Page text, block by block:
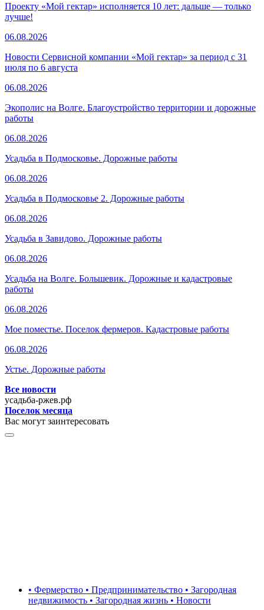
Проекту «Мой гектар» исполняется 10 лет: дальше — только
лучше!
06.08.2026
Новости Сервисной компании «Мой гектар» за период с 31
июля по 6 августа
06.08.2026
Экополис на Волге. Благоустройство территории и дорожные
работы
06.08.2026
Усадьба в Подмосковье. Дорожные работы
06.08.2026
Усадьба в Подмосковье 2. Дорожные работы
06.08.2026
Усадьба в Завидово. Дорожные работы
06.08.2026
Усадьба на Волге. Большевик. Дорожные и кадастровые
работы
06.08.2026
Мое поместье. Поселок фермеров. Кадастровые работы
06.08.2026
Устье. Дорожные работы
Все новости
усадьба-ржев.рф
Поселок месяца
Вас могут заинтересовать
• Фермерство • Предпринимательство • Загородная
недвижимость • Загородная жизнь • Новости